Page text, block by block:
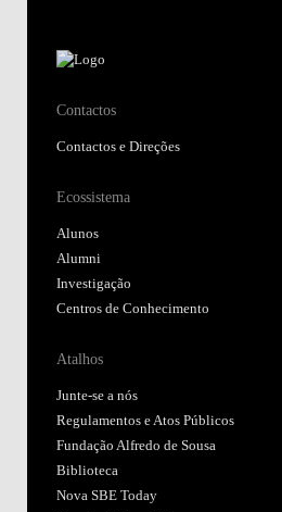
Contactos
Contactos e Direções
Ecossistema
Alunos
Alumni
Investigação
Centros de Conhecimento
Atalhos
Junte-se a nós
Regulamentos e Atos Públicos
Fundação Alfredo de Sousa
Biblioteca
Nova SBE Today